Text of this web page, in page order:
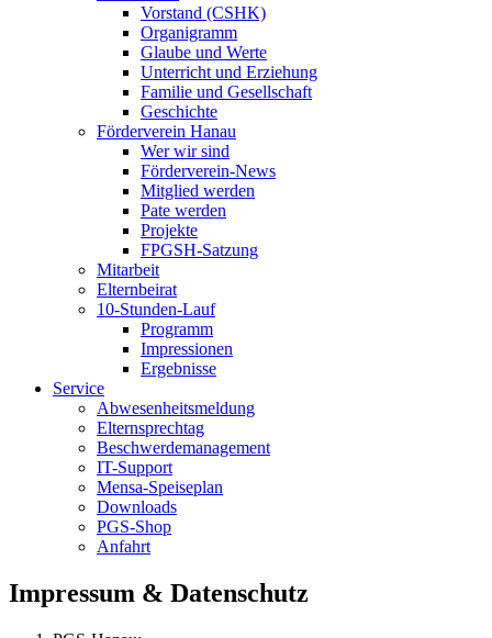
Vorstand (CSHK)
Organigramm
Glaube und Werte
Unterricht und Erziehung
Familie und Gesellschaft
Geschichte
Förderverein Hanau
Wer wir sind
Förderverein-News
Mitglied werden
Pate werden
Projekte
FPGSH-Satzung
Mitarbeit
Elternbeirat
10-Stunden-Lauf
Programm
Impressionen
Ergebnisse
Service
Abwesenheitsmeldung
Elternsprechtag
Beschwerdemanagement
IT-Support
Mensa-Speiseplan
Downloads
PGS-Shop
Anfahrt
Impressum & Datenschutz